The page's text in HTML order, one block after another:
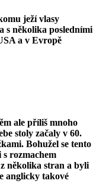
ježí vlasy
s několika posledními
a v Evropě
ale příliš mnoho
stoly začaly v 60.
Bohužel se tento
rozmachem
několika stran a byli
anglicky takové